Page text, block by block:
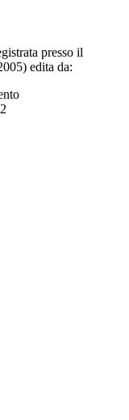
presso il
edita da: